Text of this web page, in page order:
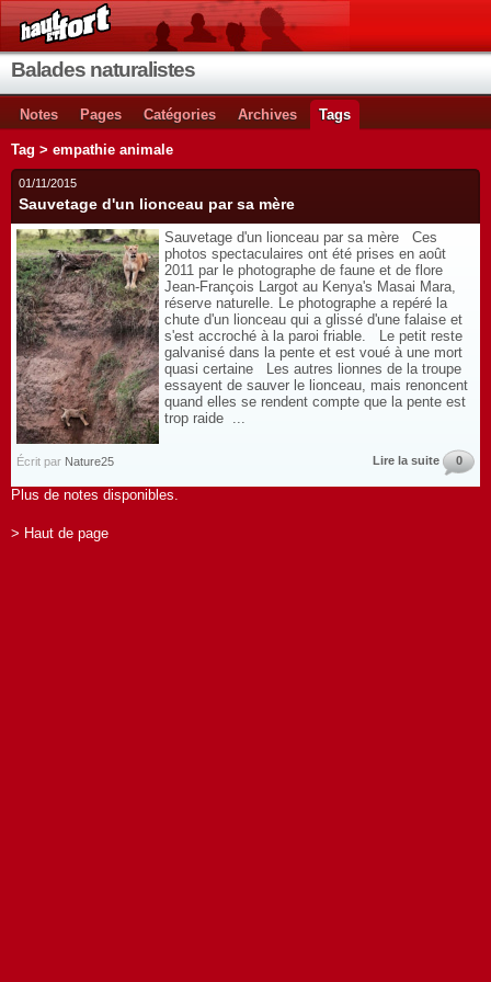
Balades naturalistes
Notes Pages Catégories Archives Tags
Tag > empathie animale
01/11/2015
Sauvetage d'un lionceau par sa mère
Sauvetage d'un lionceau par sa mère Ces
photos spectaculaires ont été prises en août
2011 par le photographe de faune et de flore
Jean-François Largot au Kenya's Masai Mara,
réserve naturelle. Le photographe a repéré la
chute d'un lionceau qui a glissé d'une falaise et
s'est accroché à la paroi friable. Le petit reste
galvanisé dans la pente et est voué à une mort
quasi certaine Les autres lionnes de la troupe
essayent de sauver le lionceau, mais renoncent
quand elles se rendent compte que la pente est
trop raide ...
Écrit par Nature25 Lire la suite 0
Plus de notes disponibles.
> Haut de page